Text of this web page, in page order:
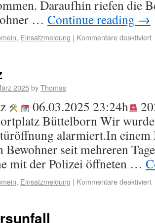
Daraufhin riefen die
… Continue reading →
, Einsatzmeldung | Kommentare deaktiviert
2025byThomas
06.03.2025 23:24h
Büttelborn Wir
alarmiert.In
Bewohner seit mehreren
mit der Polizei öffneten …
, Einsatzmeldung | Kommentare deaktiviert